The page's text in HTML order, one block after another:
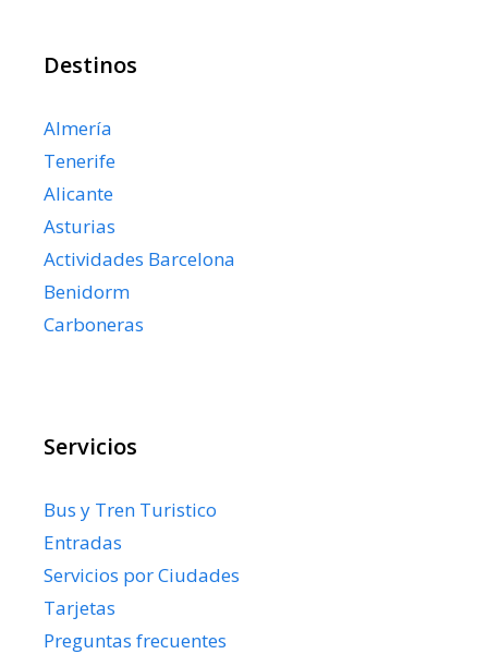
Destinos
Almería
Tenerife
Alicante
Asturias
Actividades Barcelona
Benidorm
Carboneras
Servicios
Bus y Tren Turistico
Entradas
Servicios por Ciudades
Tarjetas
Preguntas frecuentes